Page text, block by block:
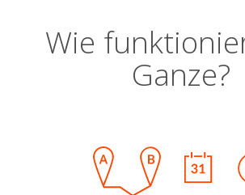
Wie
Ganze?